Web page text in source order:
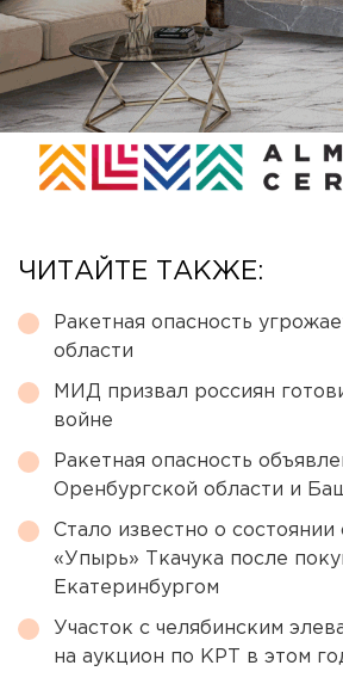
ЧИТАЙТЕ ТАКЖЕ:
Ракетная опасность
области
МИД призвал россиян
войне
Ракетная опасность
Оренбургской области и
Стало известно о состоянии
«Упырь» Ткачука после
Екатеринбургом
Участок с челябинским
на аукцион по КРТ в этом